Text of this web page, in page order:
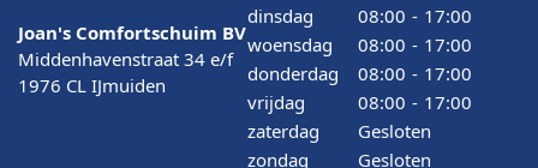
Joan's Comfortschuim BV
Middenhavenstraat 34 e/f
1976 CL IJmuiden
dinsdag
08:00 - 17:00
woensdag
08:00 - 17:00
donderdag
08:00 - 17:00
vrijdag
08:00 - 17:00
zaterdag
Gesloten
zondag
Gesloten